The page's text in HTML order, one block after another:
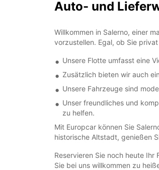
Auto- und
Willkommen in Salerno, einer
vorzustellen. Egal, ob Sie
Unsere Flotte umfasst eine
Zusätzlich bieten wir auch
Unsere Fahrzeuge sind
Unser freundliches und
zu helfen.
Mit Europcar können Sie
historische Altstadt, genießen
Reservieren Sie noch heute
Sie bei uns willkommen zu